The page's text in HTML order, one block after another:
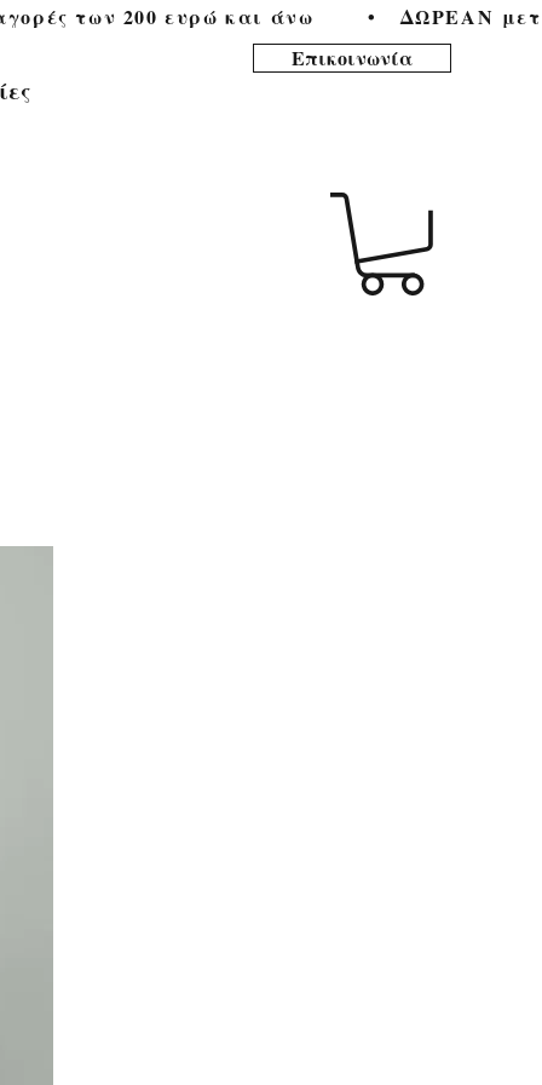
των 200 ευρώ και άνω        •
Επικοινωνία